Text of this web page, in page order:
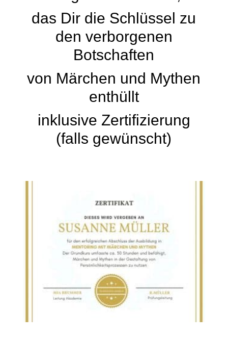
das Dir die Schlüssel zu
den verborgenen
Botschaften
von Märchen und Mythen
enthüllt
inklusive Zertifizierung
(falls gewünscht)